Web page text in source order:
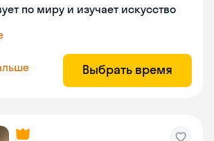
по миру и изучает искусство
Выбрать время